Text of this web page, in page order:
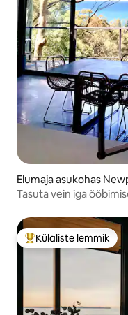
Elumaja asukohas
Tasuta vein iga
Külaliste suur lemmik
Külaliste lemmik